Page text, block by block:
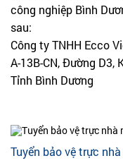
công nghiệp Bình
sau:
Công ty TNHH Ecco
A-13B-CN, Đường D3,
Tỉnh Bình Dương
Tuyển bảo